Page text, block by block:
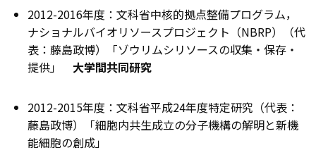
2012-2016年度：文科省中核的拠点整備プログラム，
ナショナルバイオリソースプロジェクト（NBRP）（代
表：藤島政博）「ゾウリムシリソースの収集・保存・
提供」 大学間共同研究
2012-2015年度：文科省平成24年度特定研究（代表：
藤島政博）「細胞内共生成立の分子機構の解明と新機
能細胞の創成」